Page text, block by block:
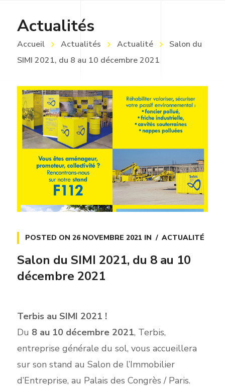
Actualités
Accueil Actualités Actualité
Salon du
SIMI 2021, du 8 au 10 décembre 2021
POSTED ON 26 NOVEMBRE 2021 IN ACTUALITÉ
Salon du SIMI 2021, du 8 au 10
décembre 2021
Terbis au SIMI 2021 !
Du 8 au 10 décembre 2021, Terbis,
entreprise générale du sol, vous accueillera
sur son stand au Salon de l’Immobilier
d’Entreprise, au Palais des Congrès / Paris.